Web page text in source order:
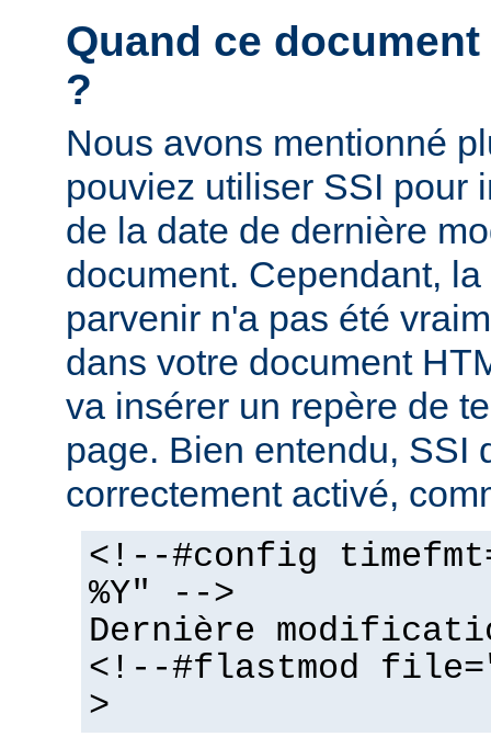
Quand ce
?
Nous avons mentionné
pouviez utiliser SSI pour
de la date de dernière
document. Cependant,
parvenir n'a pas été
dans votre document
va insérer un repère de
page. Bien entendu, SSI
correctement activé,
<!--#config
%Y" -->
Dernière
<!--#flastmod
>